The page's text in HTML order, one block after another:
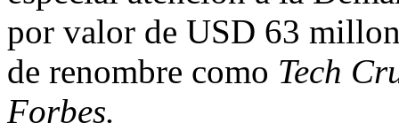
por valor de USD 63
de renombre como Tech
Forbes.